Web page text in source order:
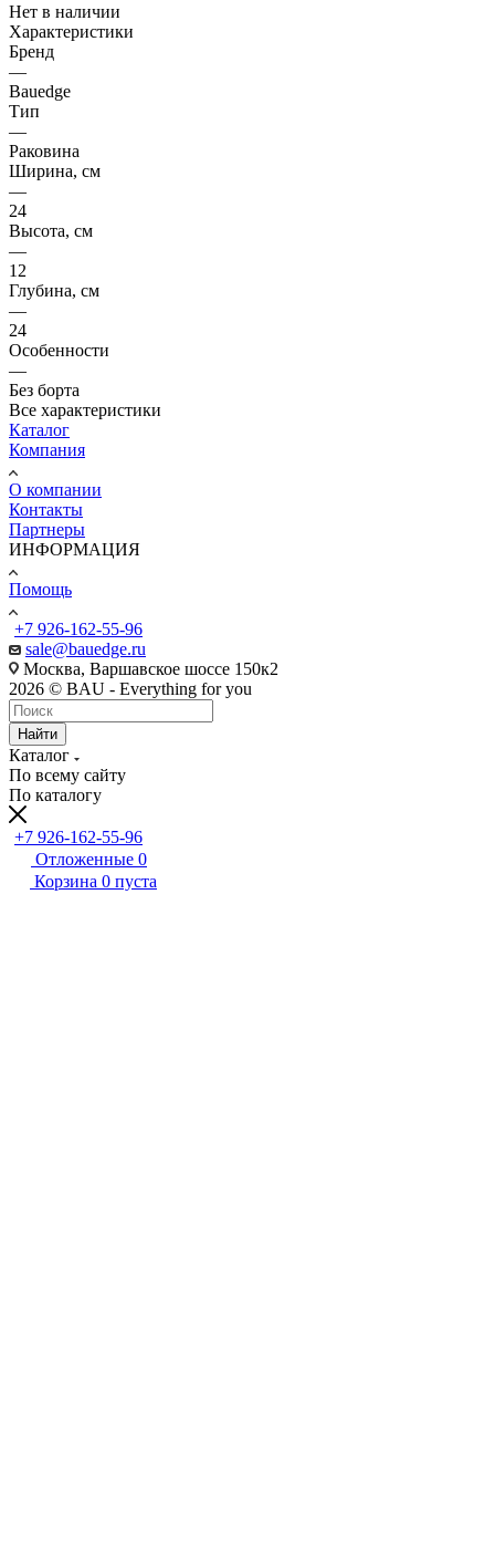
Нет в наличии
Характеристики
Бренд
—
Bauedge
Тип
—
Раковина
Ширина, см
—
24
Высота, см
—
12
Глубина, см
—
24
Особенности
—
Без борта
Все характеристики
Каталог
Компания
О компании
Контакты
Партнеры
ИНФОРМАЦИЯ
Помощь
+7 926-162-55-96
sale@bauedge.ru
Москва, Варшавское шоссе 150к2
2026 © BAU - Everything for you
Найти
Каталог
По всему сайту
По каталогу
+7 926-162-55-96
Отложенные 0
Корзина 0 пуста